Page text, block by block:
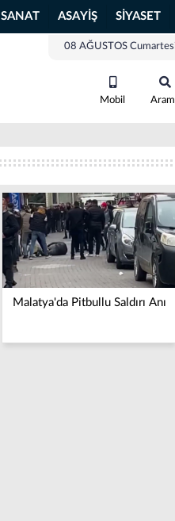
SANAT ASAYİŞ SİYASET
08 AĞUSTOS
Mobil
Malatya'da Pitbullu Saldırı Anı